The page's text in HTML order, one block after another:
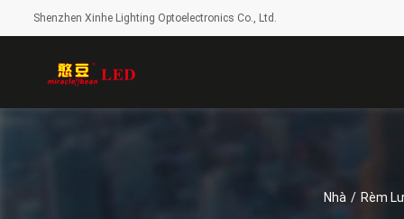
Shenzhen Xinhe Lighting Optoelectronics Co., Ltd.
Nhà / Rèm